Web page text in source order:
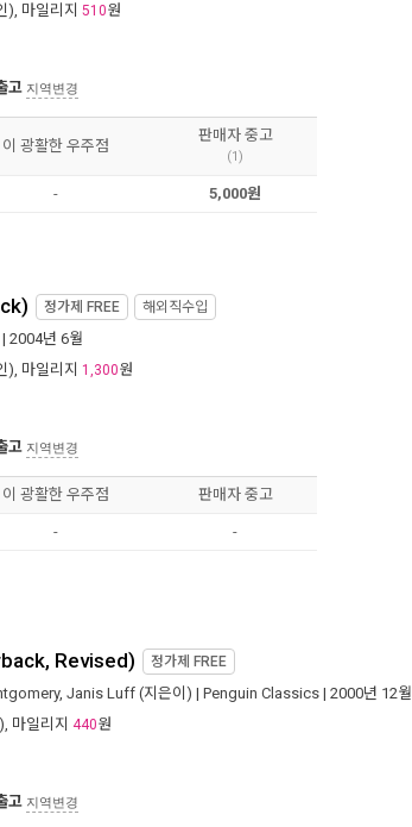
), 마일리지 510원
고 지역변경
이 광활한 우주점
판매자 중고
(1)
- 5,000원
정가제 FREE 해외직수입
| 2004년 6월
), 마일리지 1,300원
고 지역변경
이 광활한 우주점 판매자 중고
- -
Revised) 정가제 FREE
, Janis Luff (지은이) | Penguin Classics | 2000년 12월
마일리지 440원
고 지역변경